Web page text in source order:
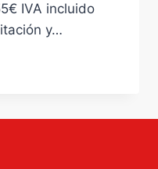
IVA incluido
y…